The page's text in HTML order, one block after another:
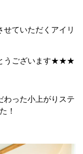
ていただくアイリ
うございます★★★
わった小上がりステ
！